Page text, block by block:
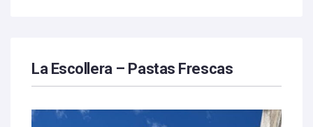
La Escollera – Pastas Frescas